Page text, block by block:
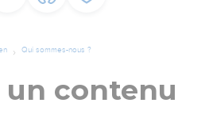
Qui sommes-nous ?
un contenu